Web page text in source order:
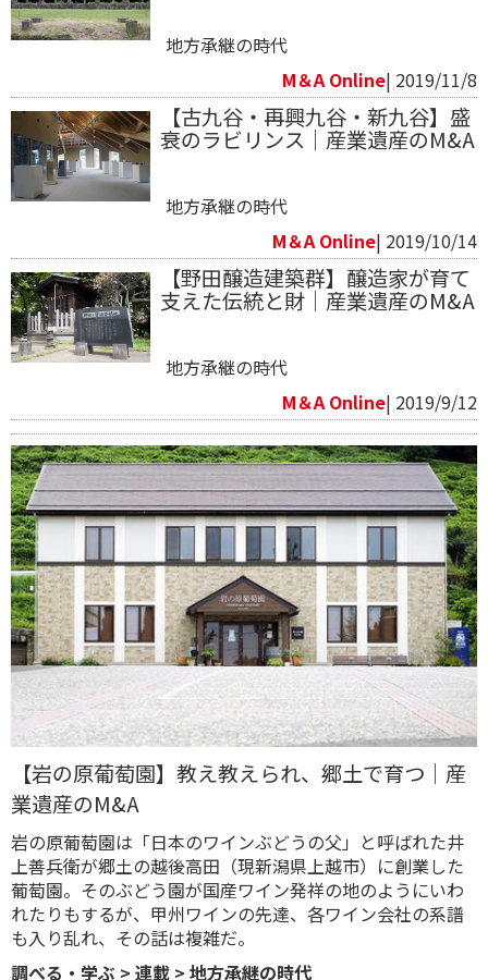
地方承継の時代
M＆A Online| 2019/11/8
【古九谷・再興九谷・新九谷】盛
衰のラビリンス｜産業遺産のM&A
地方承継の時代
M＆A Online| 2019/10/14
【野田醸造建築群】醸造家が育て
支えた伝統と財｜産業遺産のM&A
地方承継の時代
M＆A Online| 2019/9/12
【岩の原葡萄園】教え教えられ、郷土で育つ｜産
業遺産のM&A
岩の原葡萄園は「日本のワインぶどうの父」と呼ばれた井
上善兵衛が郷土の越後高田（現新潟県上越市）に創業した
葡萄園。そのぶどう園が国産ワイン発祥の地のようにいわ
れたりもするが、甲州ワインの先達、各ワイン会社の系譜
も入り乱れ、その話は複雑だ。
調べる・学ぶ > 連載 > 地方承継の時代